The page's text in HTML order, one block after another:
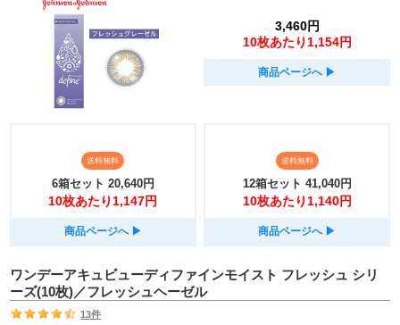
3,460円
10枚あたり1,154円
商品ページへ ▶︎
送料無料
6箱セット 20,640円
10枚あたり1,147円
商品ページへ ▶︎
送料無料
12箱セット 41,040円
10枚あたり1,140円
商品ページへ ▶︎
ワンデーアキュビューディファインモイスト フレッシュ シリ
ーズ(10枚)／フレッシュヘーゼル
13件